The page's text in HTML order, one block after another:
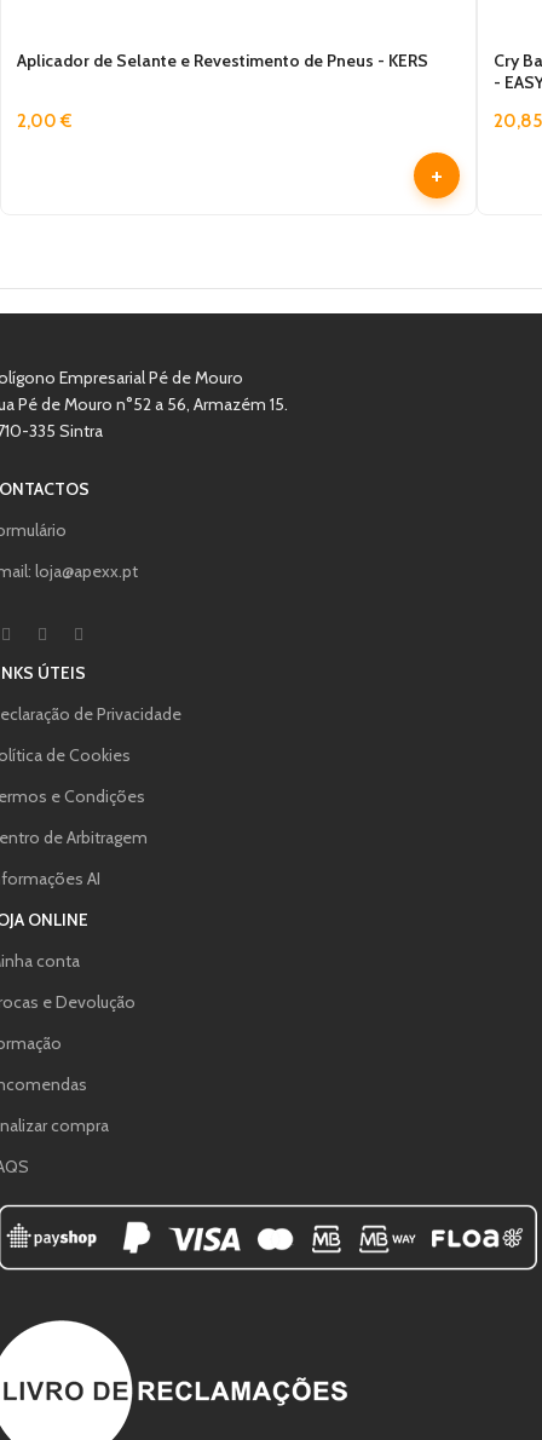
Aplicador de Selante e Revestimento de Pneus - KERS
2,00€
+
Cry
-
Empresarial Pé de Mouro
Pé de Mouro n°52 a 56, Armazém 15.
335 Sintra
loja@apexx.pt
ÚTEIS
de Privacidade
de Cookies
e Condições
de Arbitragem
AI
ONLINE
conta
e Devolução
compra